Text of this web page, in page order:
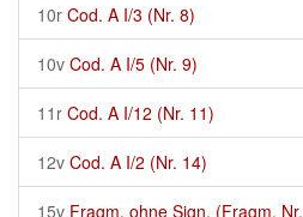
10r Cod. A I/3 (Nr. 8)
10v Cod. A I/5 (Nr. 9)
11r Cod. A I/12 (Nr. 11)
12v Cod. A I/2 (Nr. 14)
15v Fragm. ohne Sign. (Fragm. Nr.